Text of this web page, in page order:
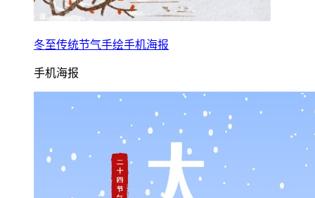
冬至传统节气手绘手机海报
手机海报